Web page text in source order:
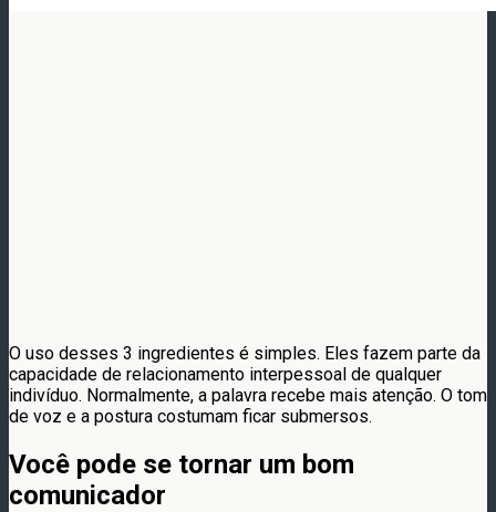
O uso desses 3 ingredientes é simples. Eles fazem parte da
capacidade de relacionamento interpessoal de qualquer
indivíduo. Normalmente, a palavra recebe mais atenção. O tom
de voz e a postura costumam ficar submersos.
Você pode se tornar um bom
comunicador